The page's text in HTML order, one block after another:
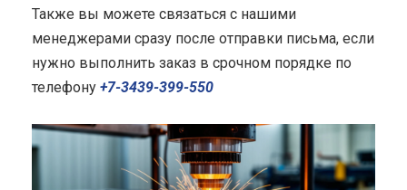
Также вы можете связаться с нашими
менеджерами сразу после отправки письма, если
нужно выполнить заказ в срочном порядке по
телефону +7-3439-399-550